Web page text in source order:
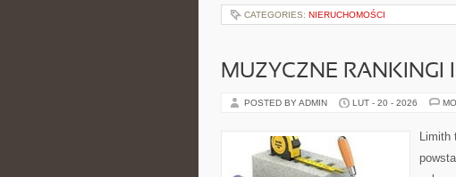
CATEGORIES: NIERUCHOMOŚCI
MUZYCZNE RANKINGI
POSTED BY ADMIN LUT - 20 - 2026
Limith